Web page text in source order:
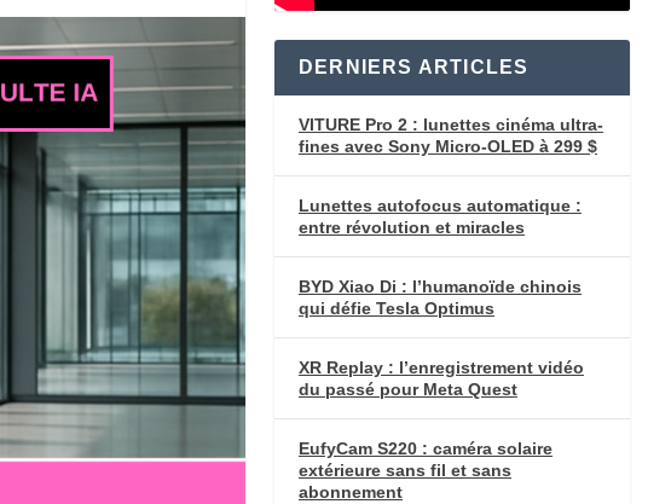
DERNIERS ARTICLES
VITURE Pro 2 : lunettes cinéma ultra-
fines avec Sony Micro-OLED à 299 $
Lunettes autofocus automatique :
entre révolution et miracles
BYD Xiao Di : l’humanoïde chinois
qui défie Tesla Optimus
XR Replay : l’enregistrement vidéo
du passé pour Meta Quest
EufyCam S220 : caméra solaire
extérieure sans fil et sans
abonnement